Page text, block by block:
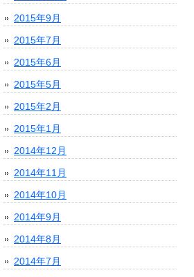
2015年9月
2015年7月
2015年6月
2015年5月
2015年2月
2015年1月
2014年12月
2014年11月
2014年10月
2014年9月
2014年8月
2014年7月